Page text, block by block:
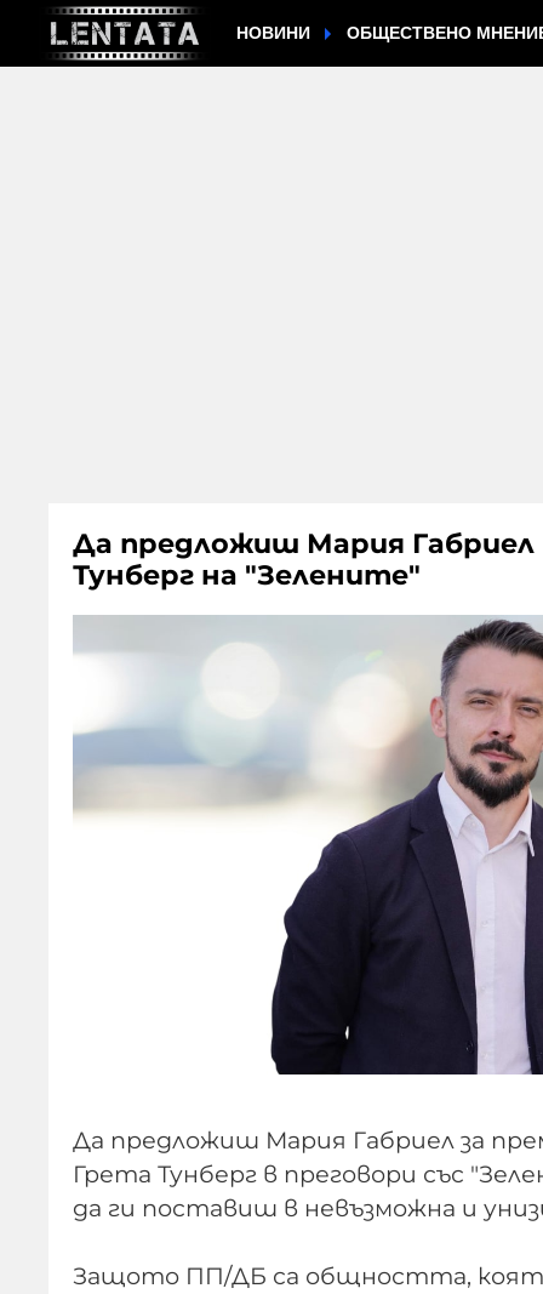
НОВИНИ ОБЩЕСТВЕНО
Да предложиш Мария
Тунберг на "Зелените"
Да предложиш Мария Габриел за
Грета Тунберг в преговори със
да ги поставиш в невъзможна и
Защото ПП/ДБ са общността, която